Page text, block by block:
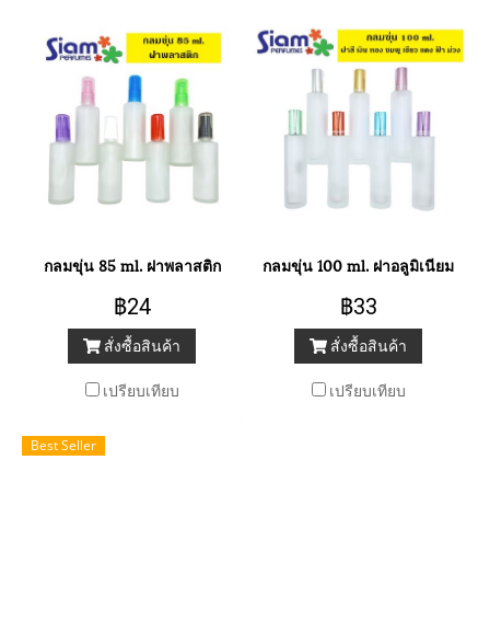
กลมขุ่น 85 ml. ฝาพลาสติก
฿24
สั่งซื้อสินค้า
เปรียบเทียบ
กลมขุ่น 100 ml. ฝาอลูมิเนียม
฿33
สั่งซื้อสินค้า
เปรียบเทียบ
Best Seller